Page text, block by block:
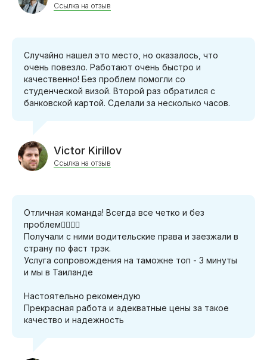
Ссылка на отзыв
Случайно нашел это место, но оказалось, что
очень повезло. Работают очень быстро и
качественно! Без проблем помогли со
студенческой визой. Второй раз обратился с
банковской картой. Сделали за несколько часов.
Victor Kirillov
Ссылка на отзыв
Отличная команда! Всегда все четко и без
проблем👍🏻👍🏻
Получали с ними водительские права и заезжали в
страну по фаст трэк.
Услуга сопровождения на таможне топ - 3 минуты
и мы в Таиланде
Настоятельно рекомендую
Прекрасная работа и адекватные цены за такое
качество и надежность